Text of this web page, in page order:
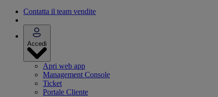
Contatta il team vendite
Accedi
Apri web app
Management Console
Ticket
Portale Cliente